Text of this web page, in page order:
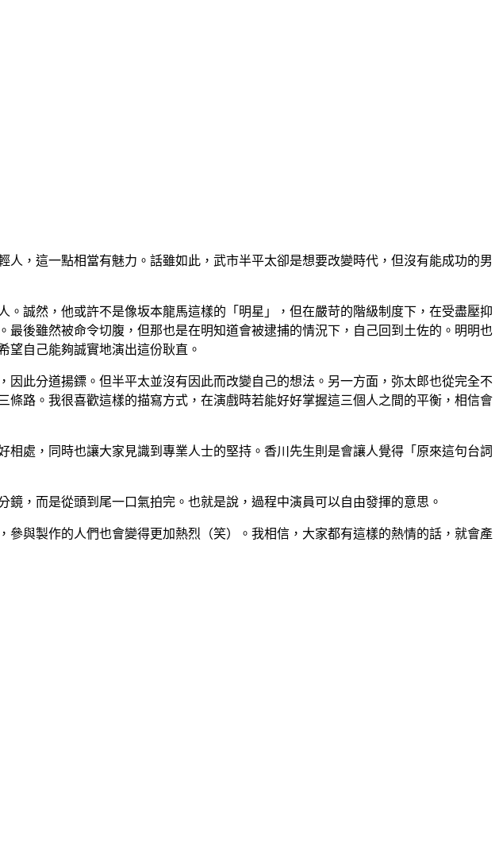
，這一點相當有魅力。話雖如此，武市半平太卻是想要改變時代，但沒有能成功的男
誠然，他或許不是像坂本龍馬這樣的「明星」，但在嚴苛的階級制度下，在受盡壓抑
後雖然被命令切腹，但那也是在明知道會被逮捕的情況下，自己回到土佐的。明明也
望自己能夠誠實地演出這份耿直。
此分道揚鏢。但半平太並沒有因此而改變自己的想法。另一方面，弥太郎也從完全不
路。我很喜歡這樣的描寫方式，在演戲時若能好好掌握這三個人之間的平衡，相信會
處，同時也讓大家見識到專業人士的堅持。香川先生則是會讓人覺得「原來這句台詞
，而是從頭到尾一口氣拍完。也就是說，過程中演員可以自由發揮的意思。
與製作的人們也會變得更加熱烈（笑）。我相信，大家都有這樣的熱情的話，就會產